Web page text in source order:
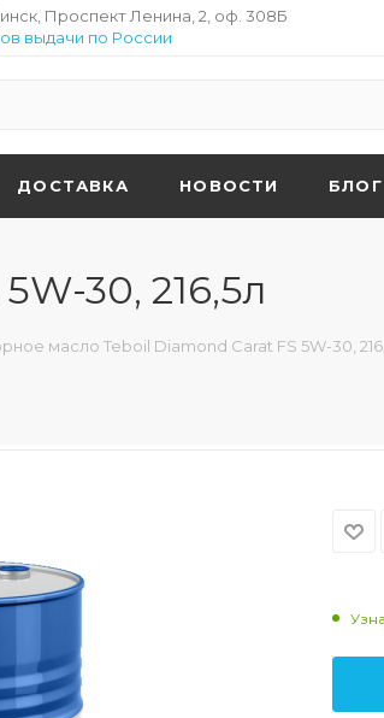
Проспект Ленина, 2, оф. 308Б
выдачи по России
ДОСТАВКА НОВОСТИ БЛОГ
30, 216,5л
масло Teboil Diamond Carat FS 5W-30,